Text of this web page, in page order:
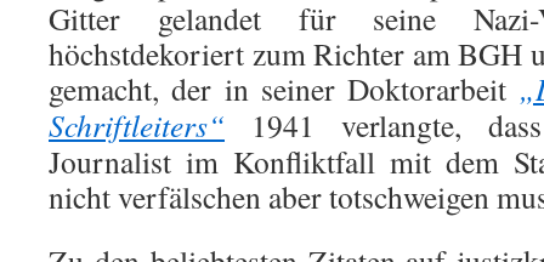
Gitter gelandet für seine Nazi-
höchstdekoriert zum Richter am BGH
gemacht, der in seiner Doktorarbeit
Schriftleiters“ 1941 verlangte,
Journalist im Konfliktfall mit dem
nicht verfälschen aber totschweigen